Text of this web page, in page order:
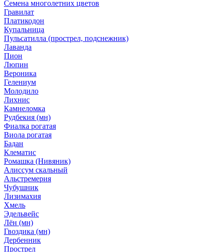
Семена многолетних цветов
Гравилат
Платикодон
Купальница
Пульсатилла (прострел, подснежник)
Лаванда
Пион
Люпин
Вероника
Гелениум
Молодило
Лихнис
Камнеломка
Рудбекия (мн)
Фиалка рогатая
Виола рогатая
Бадан
Клематис
Ромашка (Нивяник)
Алиссум скальный
Альстремерия
Чубушник
Лизимахия
Хмель
Эдельвейс
Лён (мн)
Гвоздика (мн)
Дербенник
Прострел